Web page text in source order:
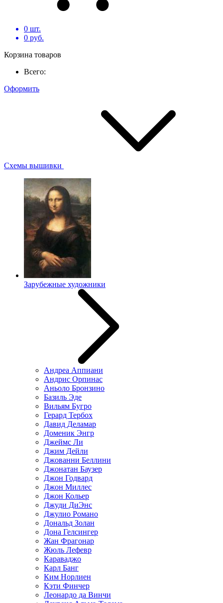
0 шт.
0 руб.
Корзина товаров
Всего:
Оформить
Схемы вышивки
Зарубежные художники
Андреа Аппиани
Андрис Орпинас
Аньоло Бронзино
Базиль Эде
Вильям Бугро
Герард Тербох
Давид Деламар
Доменик Энгр
Джеймс Ли
Джим Дейли
Джованни Беллини
Джонатан Баузер
Джон Годвард
Джон Миллес
Джон Кольер
Джуди ДиЭнс
Джулио Романо
Дональд Золан
Дона Гелсингер
Жан Фрагонар
Жюль Лефевр
Караваджо
Карл Банг
Ким Норлиен
Кэти Финчер
Леонардо да Винчи